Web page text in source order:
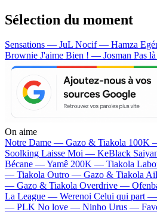
Sélection du moment
Sensations — JuL Nocif — Hamza
Brownie J'aime Bien ! — Josman Pas
On aime
Notre Dame — Gazo & Tiakola 100K
Soolking Laisse Moi — KeBlack
Bécane —Yamê 200K — Tiakola
— Tiakola Outro — Gazo & Tiakola
— Gazo & Tiakola Overdrive —
La League — Werenoi Celui qui part —
— PLK No love — Ninho Urus —